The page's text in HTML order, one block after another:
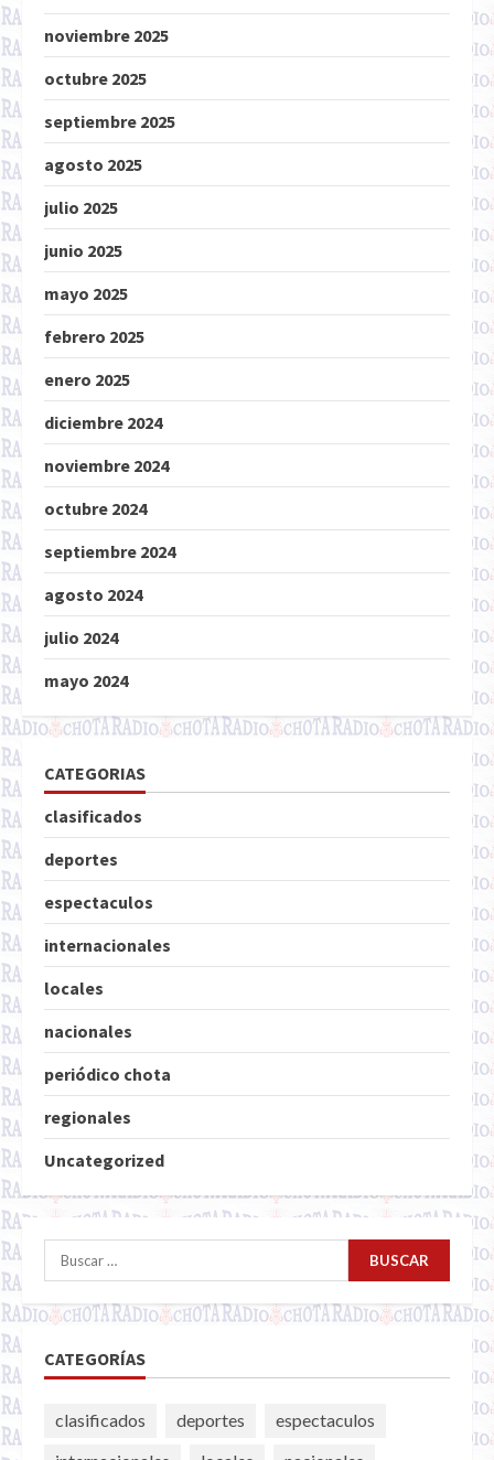
noviembre 2025
octubre 2025
septiembre 2025
agosto 2025
julio 2025
junio 2025
mayo 2025
febrero 2025
enero 2025
diciembre 2024
noviembre 2024
octubre 2024
septiembre 2024
agosto 2024
julio 2024
mayo 2024
CATEGORIAS
clasificados
deportes
espectaculos
internacionales
locales
nacionales
periódico chota
regionales
Uncategorized
Buscar:
CATEGORÍAS
clasificados deportes
espectaculos